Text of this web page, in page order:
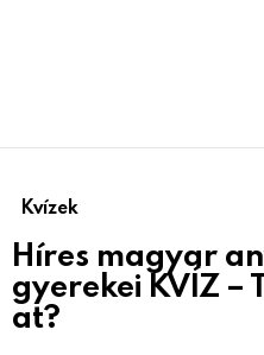
Kvízek
Híres magyar
gyerekei KVÍZ –
at?